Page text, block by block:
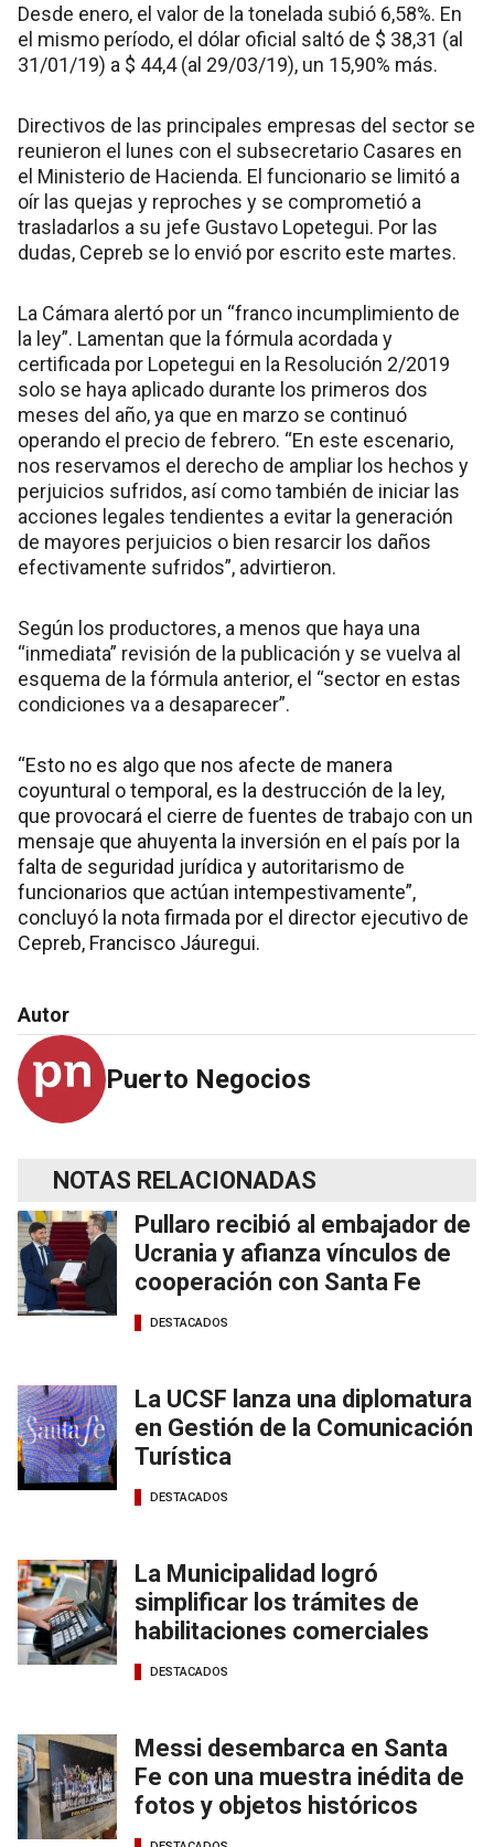
Desde enero, el valor de la tonelada subió 6,58%. En
el mismo período, el dólar oficial saltó de $ 38,31 (al
31/01/19) a $ 44,4 (al 29/03/19), un 15,90% más.
Directivos de las principales empresas del sector se
reunieron el lunes con el subsecretario Casares en
el Ministerio de Hacienda. El funcionario se limitó a
oír las quejas y reproches y se comprometió a
trasladarlos a su jefe Gustavo Lopetegui. Por las
dudas, Cepreb se lo envió por escrito este martes.
La Cámara alertó por un “franco incumplimiento de
la ley”. Lamentan que la fórmula acordada y
certificada por Lopetegui en la Resolución 2/2019
solo se haya aplicado durante los primeros dos
meses del año, ya que en marzo se continuó
operando el precio de febrero. “En este escenario,
nos reservamos el derecho de ampliar los hechos y
perjuicios sufridos, así como también de iniciar las
acciones legales tendientes a evitar la generación
de mayores perjuicios o bien resarcir los daños
efectivamente sufridos”, advirtieron.
Según los productores, a menos que haya una
“inmediata” revisión de la publicación y se vuelva al
esquema de la fórmula anterior, el “sector en estas
condiciones va a desaparecer”.
“Esto no es algo que nos afecte de manera
coyuntural o temporal, es la destrucción de la ley,
que provocará el cierre de fuentes de trabajo con un
mensaje que ahuyenta la inversión en el país por la
falta de seguridad jurídica y autoritarismo de
funcionarios que actúan intempestivamente”,
concluyó la nota firmada por el director ejecutivo de
Cepreb, Francisco Jáuregui.
Autor
Puerto Negocios
NOTAS RELACIONADAS
Pullaro recibió al embajador de
Ucrania y afianza vínculos de
cooperación con Santa Fe
DESTACADOS
La UCSF lanza una diplomatura
en Gestión de la Comunicación
Turística
DESTACADOS
La Municipalidad logró
simplificar los trámites de
habilitaciones comerciales
DESTACADOS
Messi desembarca en Santa
Fe con una muestra inédita de
fotos y objetos históricos